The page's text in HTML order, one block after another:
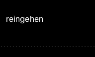
reingehen